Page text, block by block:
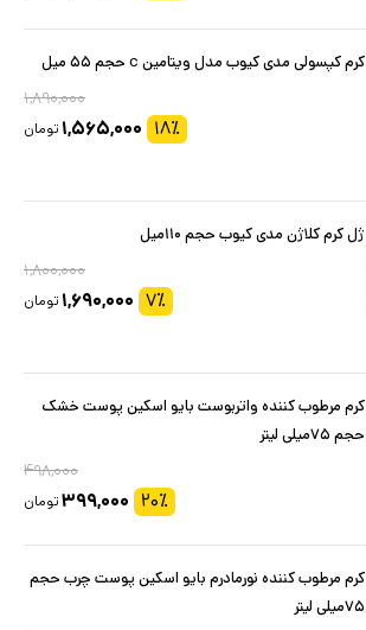
کرم کپسولی مدی کیوب مدل ویتامین c حجم ۵۵ میل
۱,۸۹۰,۰۰۰
۱۸٪ ۱,۵۶۵,۰۰۰ تومان
ژل کرم کلاژن مدی کیوب حجم ۱۱۰میل
۱,۸۰۰,۰۰۰
۷٪ ۱,۶۹۰,۰۰۰ تومان
کرم مرطوب کننده واتربوست بایو اسکین پوست خشک
حجم ۷۵میلی لیتر
۴۹۸,۰۰۰
۲۰٪ ۳۹۹,۰۰۰تومان
کرم مرطوب کننده نورمادرم بایو اسکین پوست چرب حجم
۷۵میلی لیتر